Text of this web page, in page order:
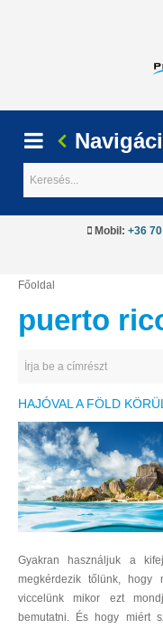
Mobil: +36
Keresés...
Főoldal
puerto
Írja be a címrészt
HAJÓVAL A FÖLD
Gyakran használjuk a
megkérdezik tőlünk,
viccelünk mikor ezt
bemutatni. És hogy miért